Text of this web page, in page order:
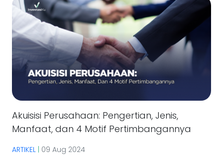
Akuisisi Perusahaan: Pengertian, Jenis,
Manfaat, dan 4 Motif Pertimbangannya
ARTIKEL | 09 Aug 2024